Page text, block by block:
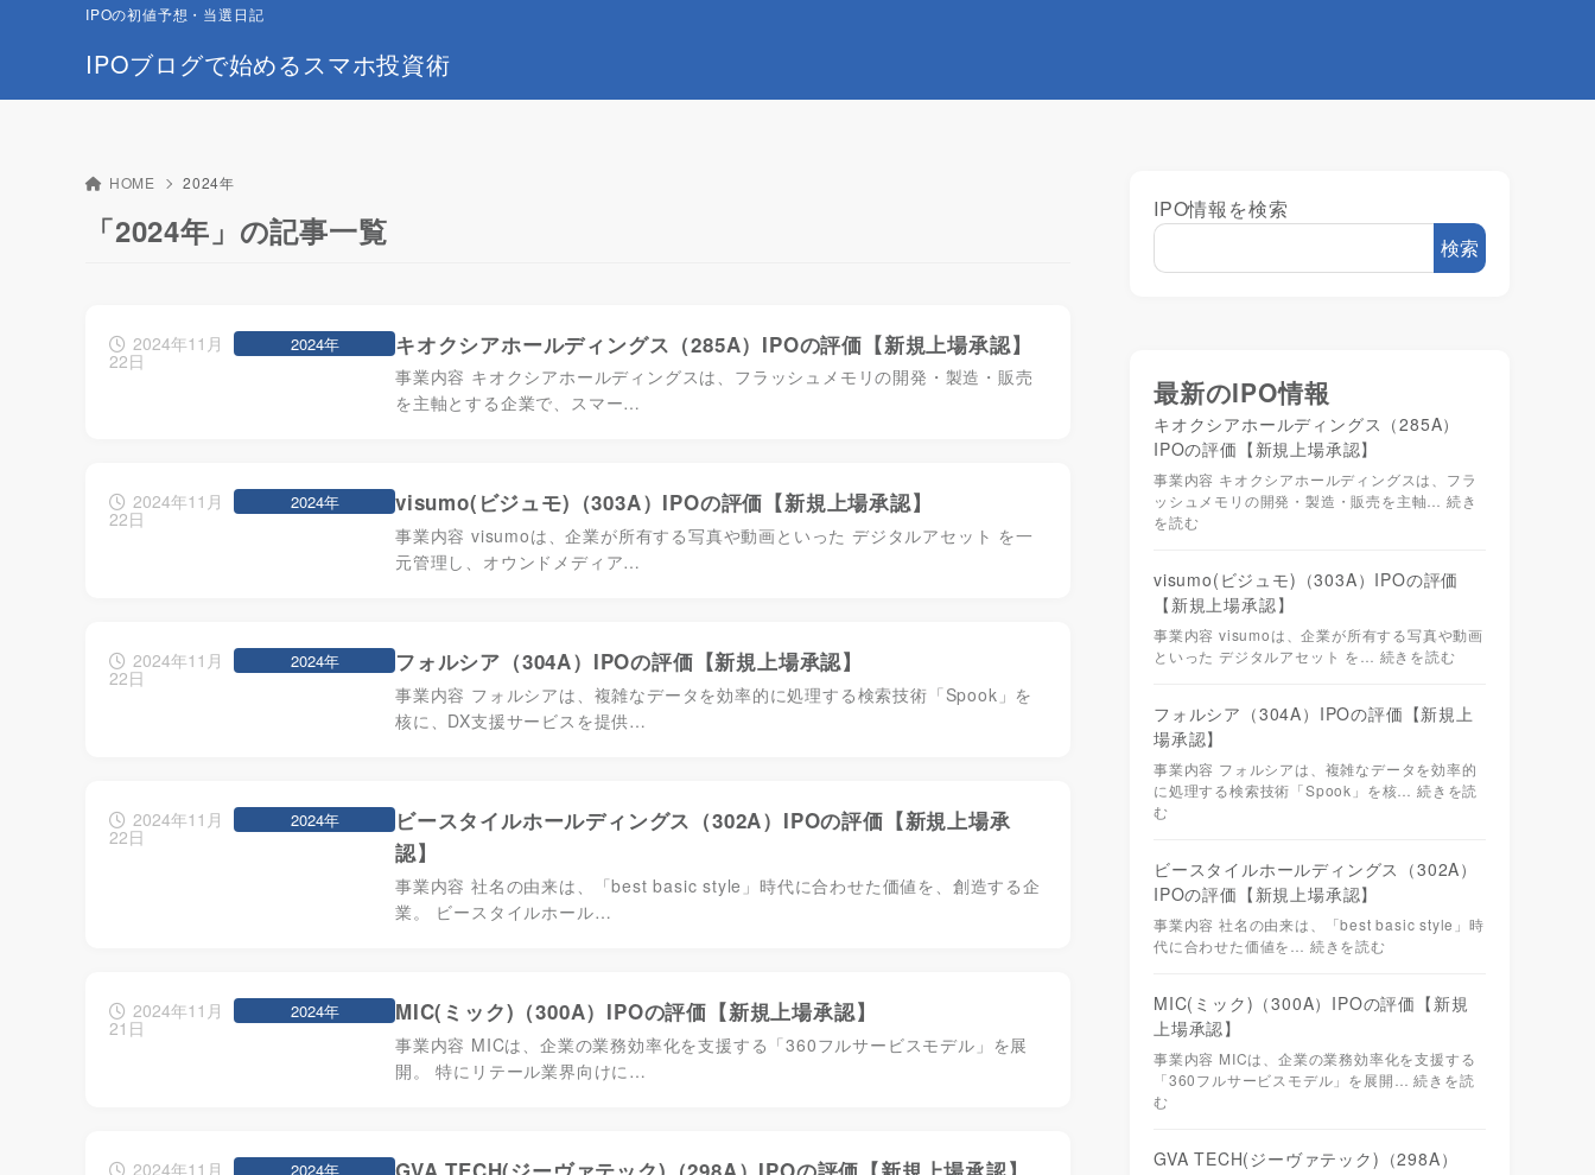
IPOブログで始めるスマホ投資術
IPOの初値予想・当選日記
HOME 2024年
「2024年」の記事一覧
2024年
2024年11月
22日
キオクシアホールディングス（285A）IPOの評価【新規上場承認】
事業内容 キオクシアホールディングスは、フラッシュメモリの開発・製造・販売
を主軸とする企業で、スマー…
2024年
2024年11月
22日
visumo(ビジュモ)（303A）IPOの評価【新規上場承認】
事業内容 visumoは、企業が所有する写真や動画といった デジタルアセット を一
元管理し、オウンドメディア…
2024年
2024年11月
22日
フォルシア（304A）IPOの評価【新規上場承認】
事業内容 フォルシアは、複雑なデータを効率的に処理する検索技術「Spook」を
核に、DX支援サービスを提供…
2024年
2024年11月
22日
ビースタイルホールディングス（302A）IPOの評価【新規上場承
認】
事業内容 社名の由来は、「best basic style」時代に合わせた価値を、創造する企
業。 ビースタイルホール…
2024年
2024年11月
21日
MIC(ミック)（300A）IPOの評価【新規上場承認】
事業内容 MICは、企業の業務効率化を支援する「360フルサービスモデル」を展
開。 特にリテール業界向けに…
2024年
2024年11月
IPO情報を検索
検索
最新のIPO情報
キオクシアホールディングス（285A）
IPOの評価【新規上場承認】
事業内容 キオクシアホールディングスは、フラ
ッシュメモリの開発・製造・販売を主軸…続き
を読む
visumo(ビジュモ)（303A）IPOの評価
【新規上場承認】
事業内容 visumoは、企業が所有する写真や動画
といった デジタルアセット を… 続きを読む
フォルシア（304A）IPOの評価【新規上
場承認】
事業内容 フォルシアは、複雑なデータを効率的
に処理する検索技術「Spook」を核…続きを読
む
ビースタイルホールディングス（302A）
IPOの評価【新規上場承認】
事業内容 社名の由来は、「best basic style」時
代に合わせた価値を… 続きを読む
MIC(ミック)（300A）IPOの評価【新規
上場承認】
事業内容 MICは、企業の業務効率化を支援する
「360フルサービスモデル」を展開…続きを読
む
GVA TECH(ジーヴァテック)（298A）